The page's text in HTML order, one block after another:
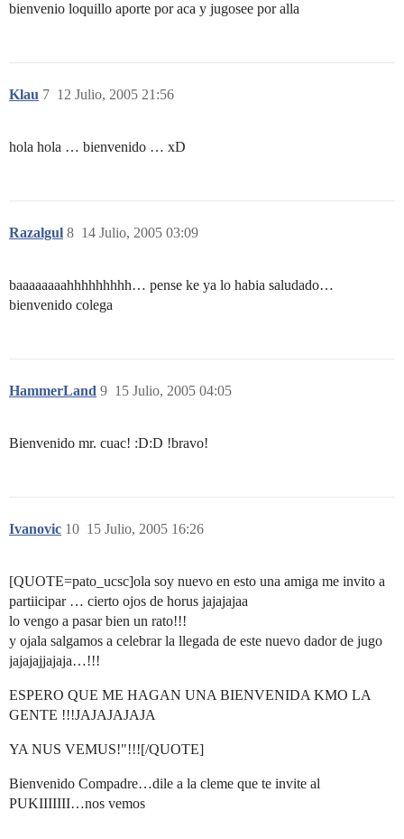
bienvenio loquillo aporte por aca y jugosee por alla
Klau 12 Julio, 2005 21:56
7
hola hola … bienvenido … xD
Razalgul 14 Julio, 2005 03:09
8
baaaaaaaahhhhhhhhh… pense ke ya lo habia saludado…
bienvenido colega
HammerLand 15 Julio, 2005 04:05
9
Bienvenido mr. cuac! :D:D !bravo!
Ivanovic 15 Julio, 2005 16:26
10
[QUOTE=pato_ucsc]ola soy nuevo en esto una amiga me invito a
partiicipar … cierto ojos de horus jajajajaa
lo vengo a pasar bien un rato!!!
y ojala salgamos a celebrar la llegada de este nuevo dador de jugo
jajajajjajaja…!!!
ESPERO QUE ME HAGAN UNA BIENVENIDA KMO LA
GENTE !!!JAJAJAJAJA
YA NUS VEMUS!"!!![/QUOTE]
Bienvenido Compadre…dile a la cleme que te invite al
PUKIIIIIII…nos vemos